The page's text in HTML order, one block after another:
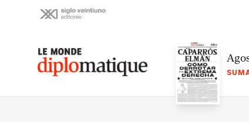
Le monde diplomatique